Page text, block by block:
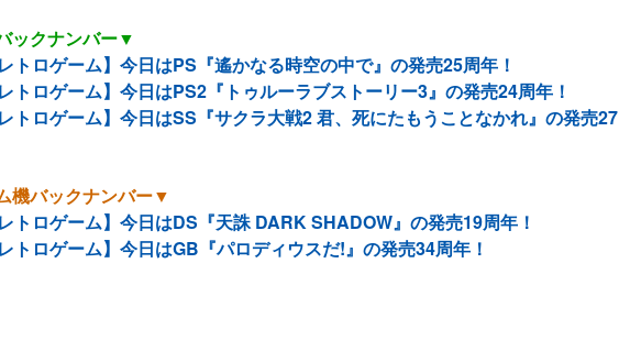
ックナンバー▼
トロゲーム】今日はPS『遙かなる時空の中で』の発売25周年！
トロゲーム】今日はPS2『トゥルーラブストーリー3』の発売24周年！
レトロゲーム】今日はSS『サクラ大戦2 君、死にたもうことなかれ』の発売27
機バックナンバー▼
トロゲーム】今日はDS『天誅 DARK SHADOW』の発売19周年！
トロゲーム】今日はGB『パロディウスだ!』の発売34周年！